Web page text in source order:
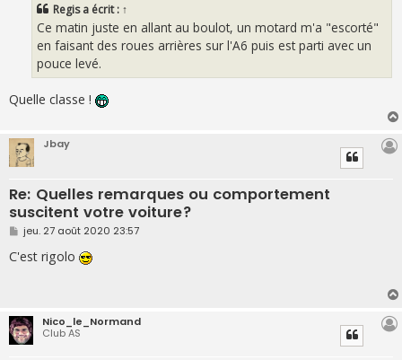
Regisa écrit : ↑
Ce matin juste en allant au boulot, un motard m'a "escorté"
en faisant des roues arrières sur l'A6 puis est parti avec un
pouce levé.
Quelle classe !
Jbay
Re: Quelles remarques ou comportement
suscitent votre voiture?
M
e
s
s
jeu. 27 août 2020 23:57
C'est rigolo
Nico_le_Normand
Club AS